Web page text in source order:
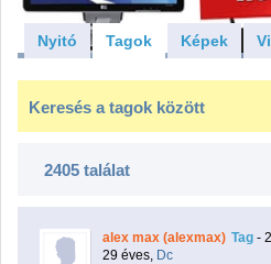
Nyitó Tagok Képek
Keresés a tagok között
2405 találat
alex max (alexmax) Tag -
29 éves, Dc